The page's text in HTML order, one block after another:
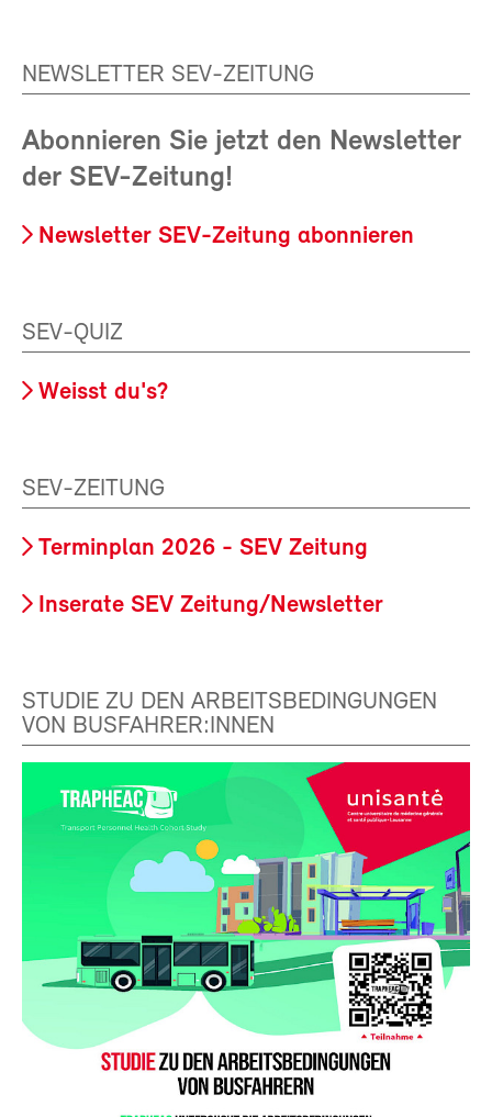
NEWSLETTER SEV-ZEITUNG
Abonnieren Sie jetzt den Newsletter
der SEV-Zeitung!
Newsletter SEV-Zeitung abonnieren
SEV-QUIZ
Weisst du's?
SEV-ZEITUNG
Terminplan 2026 - SEV Zeitung
Inserate SEV Zeitung/Newsletter
STUDIE ZU DEN ARBEITSBEDINGUNGEN
VON BUSFAHRER:INNEN